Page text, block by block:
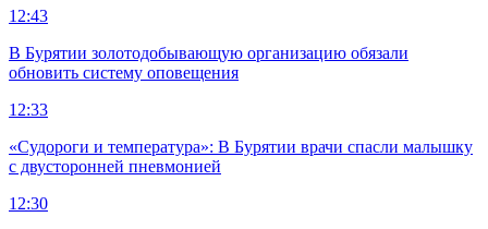
12:43
В Бурятии золотодобывающую организацию обязали
обновить систему оповещения
12:33
«Судороги и температура»: В Бурятии врачи спасли малышку
с двусторонней пневмонией
12:30